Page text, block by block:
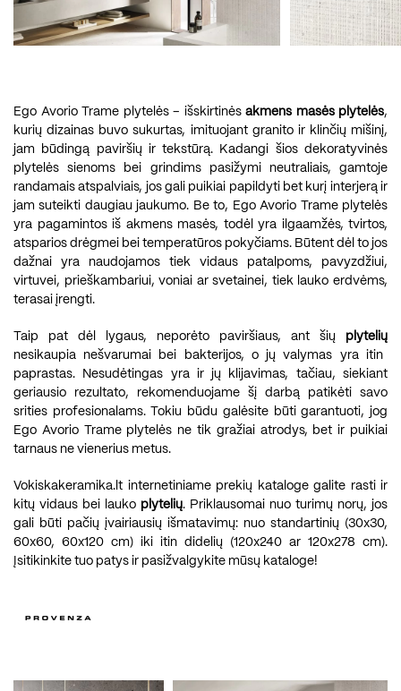
Ego Avorio Trame plytelės – išskirtinės akmens masės plytelės,
kurių dizainas buvo sukurtas, imituojant granito ir klinčių mišinį,
jam būdingą paviršių ir tekstūrą. Kadangi šios dekoratyvinės
plytelės sienoms bei grindims pasižymi neutraliais, gamtoje
randamais atspalviais, jos gali puikiai papildyti bet kurį interjerą ir
jam suteikti daugiau jaukumo. Be to, Ego Avorio Trame plytelės
yra pagamintos iš akmens masės, todėl yra ilgaamžės, tvirtos,
atsparios drėgmei bei temperatūros pokyčiams. Būtent dėl to jos
dažnai yra naudojamos tiek vidaus patalpoms, pavyzdžiui,
virtuvei, prieškambariui, voniai ar svetainei, tiek lauko erdvėms,
terasai įrengti.
Taip pat dėl lygaus, neporėto paviršiaus, ant šių plytelių
nesikaupia nešvarumai bei bakterijos, o jų valymas yra itin
paprastas. Nesudėtingas yra ir jų klijavimas, tačiau, siekiant
geriausio rezultato, rekomenduojame šį darbą patikėti savo
srities profesionalams. Tokiu būdu galėsite būti garantuoti, jog
Ego Avorio Trame plytelės ne tik gražiai atrodys, bet ir puikiai
tarnaus ne vienerius metus.
Vokiskakeramika.lt internetiniame prekių kataloge galite rasti ir
kitų vidaus bei lauko plytelių. Priklausomai nuo turimų norų, jos
gali būti pačių įvairiausių išmatavimų: nuo standartinių (30x30,
60x60, 60x120 cm) iki itin didelių (120x240 ar 120x278 cm).
Įsitikinkite tuo patys ir pasižvalgykite mūsų kataloge!